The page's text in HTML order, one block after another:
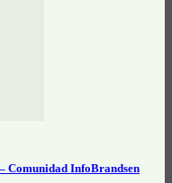
Comunidad InfoBrandsen